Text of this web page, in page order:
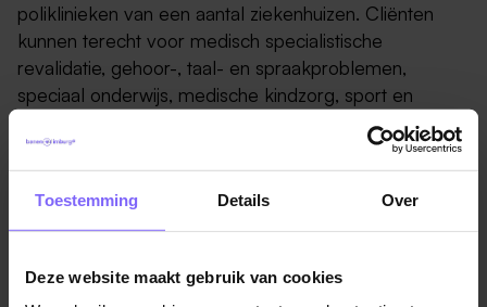
Toestemming Details Over
Deze website maakt gebruik van cookies
poliklinieken van een aantal ziekenhuizen. Cliënten
kunnen terecht voor medisch specialistische
revalidatie, gehoor-, taal- en spraakproblemen,
speciaal onderwijs, medische kindzorg, sport en
arbeidsrevalidatie. Adelante richt zich niet op de
beperking maar op de mogelijkheden om door te
kunnen gaan.Ons motto: haal het beste uit jezelf!
Wat ga je doen?
multidisciplinaire revalidatieteam Grip. Grip is een